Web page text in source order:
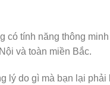
có tính năng thông
và toàn miền Bắc.
lý do gì mà bạn lại